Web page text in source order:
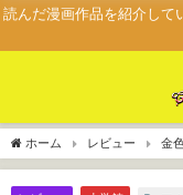
読んだ漫画作品を紹介し
ホーム レビュー 金